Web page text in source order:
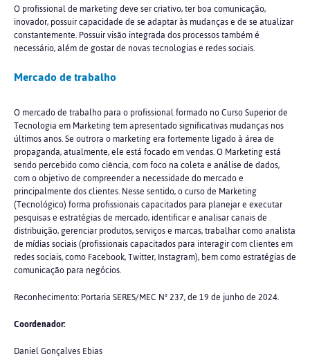
O profissional de marketing deve ser criativo, ter boa comunicação,
inovador, possuir capacidade de se adaptar às mudanças e de se atualizar
constantemente. Possuir visão integrada dos processos também é
necessário, além de gostar de novas tecnologias e redes sociais.
Mercado de trabalho
O mercado de trabalho para o profissional formado no Curso Superior de
Tecnologia em Marketing tem apresentado significativas mudanças nos
últimos anos. Se outrora o marketing era fortemente ligado à área de
propaganda, atualmente, ele está focado em vendas. O Marketing está
sendo percebido como ciência, com foco na coleta e análise de dados,
com o objetivo de compreender a necessidade do mercado e
principalmente dos clientes. Nesse sentido, o curso de Marketing
(Tecnológico) forma profissionais capacitados para planejar e executar
pesquisas e estratégias de mercado, identificar e analisar canais de
distribuição, gerenciar produtos, serviços e marcas, trabalhar como analista
de mídias sociais (profissionais capacitados para interagir com clientes em
redes sociais, como Facebook, Twitter, Instagram), bem como estratégias de
comunicação para negócios.
Reconhecimento: Portaria SERES/MEC Nº 237, de 19 de junho de 2024.
Coordenador:
Daniel Gonçalves Ebias